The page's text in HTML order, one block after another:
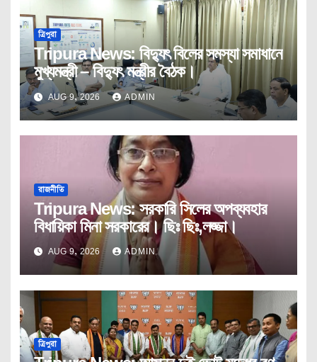
ত্রিপুরা
Tripura News: বিদ্যুৎ বিলের সমস্যা সমাধানে
মুখ্যমন্ত্রী – বিদ্যুৎ মন্ত্রীর বৈঠক।
AUG 9, 2026 ADMIN
রাজনীতি
Tripura News: সরকারি সিলের অপব্যবহার
বিধায়িকা মিনা সরকারের। ছিঃ ছিঃ,লজ্জা।
AUG 9, 2026 ADMIN
ত্রিপুরা